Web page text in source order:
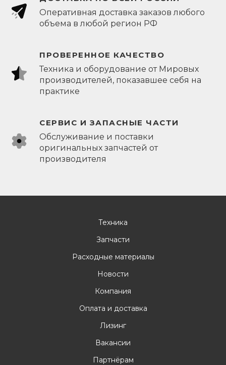
Оперативная доставка заказов любого
объема в любой регион РФ
ПРОВЕРЕННОЕ КАЧЕСТВО
Техника и оборудование от Мировых
производителей, показавшее себя на
практике
СЕРВИС И ЗАПАСНЫЕ ЧАСТИ
Обслуживание и поставки
оригинальных запчастей от
производителя
Техника
Запчасти
Расходные материалы
Новости
Компания
Оплата и доставка
Лизинг
Вакансии
Партнёрам